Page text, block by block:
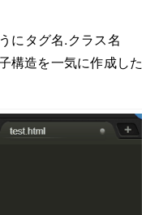
にタグ名.クラス名
構造を一気に作成した